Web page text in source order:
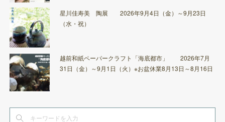
星川佳寿美 陶展 2026年9月4日（金）～9月23日
（水・祝）
越前和紙ペーパークラフト「海底都市」 2026年7月
31日（金）～9月1日（火）※お盆休業8月13日～8月16日